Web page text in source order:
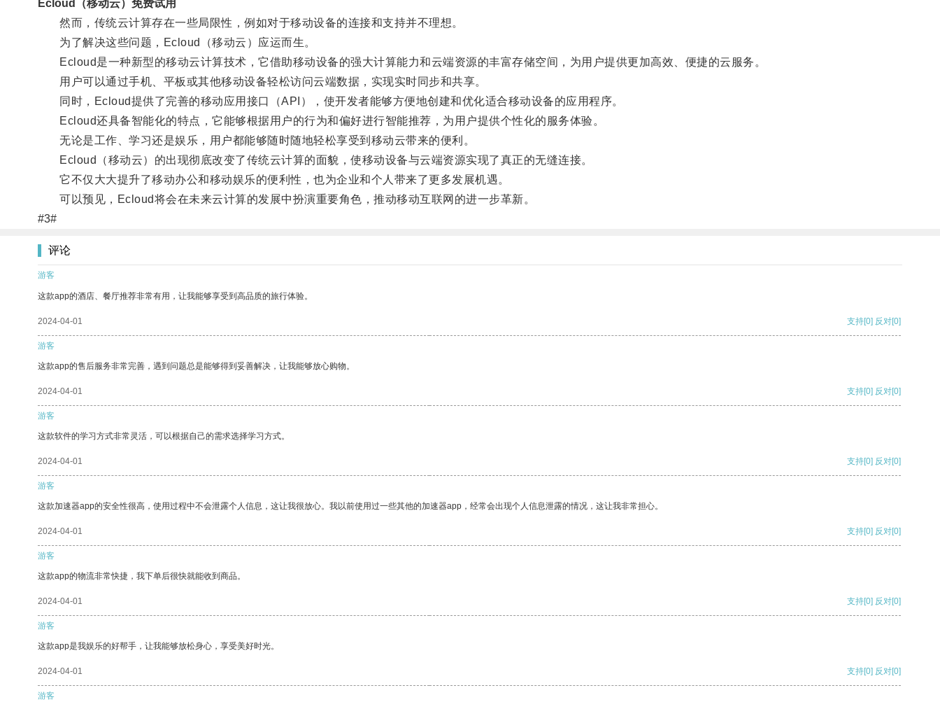
Ecloud（移动云）免费试用
然而，传统云计算存在一些局限性，例如对于移动设备的连接和支持并不理想。
为了解决这些问题，Ecloud（移动云）应运而生。
Ecloud是一种新型的移动云计算技术，它借助移动设备的强大计算能力和云端资源的丰富存储空间，为用户提供更加高效、便捷的云服务。
用户可以通过手机、平板或其他移动设备轻松访问云端数据，实现实时同步和共享。
同时，Ecloud提供了完善的移动应用接口（API），使开发者能够方便地创建和优化适合移动设备的应用程序。
Ecloud还具备智能化的特点，它能够根据用户的行为和偏好进行智能推荐，为用户提供个性化的服务体验。
无论是工作、学习还是娱乐，用户都能够随时随地轻松享受到移动云带来的便利。
Ecloud（移动云）的出现彻底改变了传统云计算的面貌，使移动设备与云端资源实现了真正的无缝连接。
它不仅大大提升了移动办公和移动娱乐的便利性，也为企业和个人带来了更多发展机遇。
可以预见，Ecloud将会在未来云计算的发展中扮演重要角色，推动移动互联网的进一步革新。
#3#
评论
游客
这款app的酒店、餐厅推荐非常有用，让我能够享受到高品质的旅行体验。
2024-04-01 支持[0] 反对[0]
游客
这款app的售后服务非常完善，遇到问题总是能够得到妥善解决，让我能够放心购物。
2024-04-01 支持[0] 反对[0]
游客
这款软件的学习方式非常灵活，可以根据自己的需求选择学习方式。
2024-04-01 支持[0] 反对[0]
游客
这款加速器app的安全性很高，使用过程中不会泄露个人信息，这让我很放心。我以前使用过一些其他的加速器app，经常会出现个人信息泄露的情况，这让我非常担心。
2024-04-01 支持[0] 反对[0]
游客
这款app的物流非常快捷，我下单后很快就能收到商品。
2024-04-01 支持[0] 反对[0]
游客
这款app是我娱乐的好帮手，让我能够放松身心，享受美好时光。
2024-04-01 支持[0] 反对[0]
游客